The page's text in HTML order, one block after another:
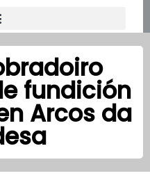
fundición
Arcos da